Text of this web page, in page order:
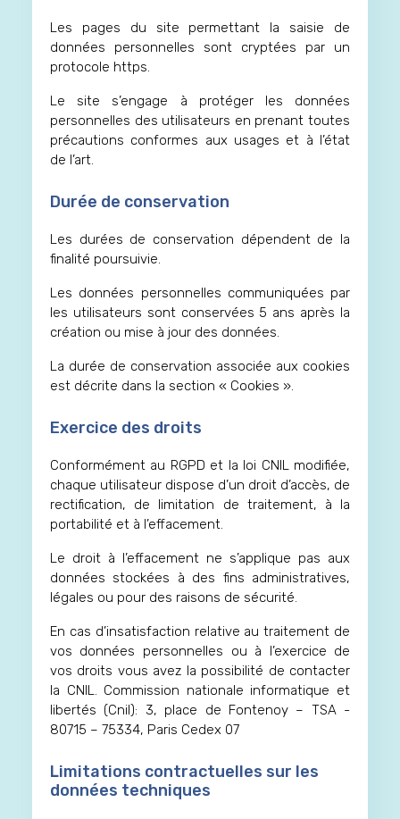
Les pages du site permettant la saisie de
données personnelles sont cryptées par un
protocole https.
Le site s’engage à protéger les données
personnelles des utilisateurs en prenant toutes
précautions conformes aux usages et à l’état
de l’art.
Durée de conservation
Les durées de conservation dépendent de la
finalité poursuivie.
Les données personnelles communiquées par
les utilisateurs sont conservées 5 ans après la
création ou mise à jour des données.
La durée de conservation associée aux cookies
est décrite dans la section « Cookies ».
Exercice des droits
Conformément au RGPD et la loi CNIL modifiée,
chaque utilisateur dispose d’un droit d’accès, de
rectification, de limitation de traitement, à la
portabilité et à l’effacement.
Le droit à l’effacement ne s’applique pas aux
données stockées à des fins administratives,
légales ou pour des raisons de sécurité.
En cas d’insatisfaction relative au traitement de
vos données personnelles ou à l’exercice de
vos droits vous avez la possibilité de contacter
la CNIL. Commission nationale informatique et
libertés (Cnil): 3, place de Fontenoy – TSA -
80715 – 75334, Paris Cedex 07
Limitations contractuelles sur les
données techniques